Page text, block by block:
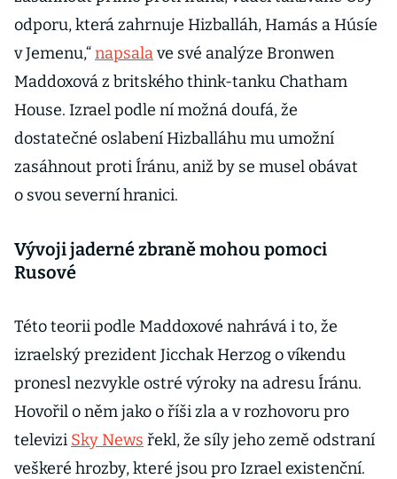
odporu, která zahrnuje Hizballáh, Hamás a Húsíe
v Jemenu,“napsalave své analýze Bronwen
Maddoxová z britského think-tanku Chatham
House. Izrael podle ní možná doufá, že
dostatečné oslabení Hizballáhu mu umožní
zasáhnout proti Íránu, aniž by se musel obávat
o svou severní hranici.
Vývoji jaderné zbraně mohou pomoci
Rusové
Této teorii podle Maddoxové nahrává i to, že
izraelský prezident Jicchak Herzog o víkendu
pronesl nezvykle ostré výroky na adresu Íránu.
Hovořil o něm jako o říši zla a v rozhovoru pro
televizi Sky News řekl, že síly jeho země odstraní
veškeré hrozby, které jsou pro Izrael existenční.